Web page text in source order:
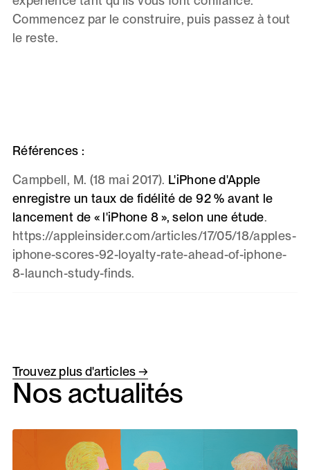
Commencez par le construire, puis passez à tout
le reste.
Références :
Campbell, M. (18 mai 2017). L'iPhone d'Apple
enregistre un taux de fidélité de 92 % avant le
lancement de « l'iPhone 8 », selon une étude.
https://appleinsider.com/articles/17/05/18/apples-
iphone-scores-92-loyalty-rate-ahead-of-iphone-
8-launch-study-finds.
Trouvez plus d'articles →
Nos actualités